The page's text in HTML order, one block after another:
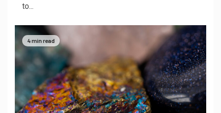
to...
4 min read